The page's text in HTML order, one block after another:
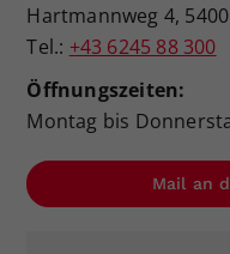
Hartmannweg 4,
Tel.: +43 6245 88 300
Öffnungszeiten:
Montag bis
Mail an